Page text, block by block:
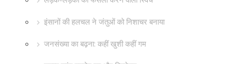
इंसानों की हलचल ने जंतुओं को निशाचर बनाया
जनसंख्या का बढ़ना: कहीं खुशी कहीं गम